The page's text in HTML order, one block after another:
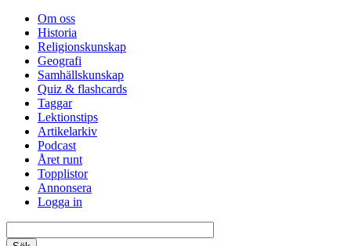
Om oss
Historia
Religionskunskap
Geografi
Samhällskunskap
Quiz & flashcards
Taggar
Lektionstips
Artikelarkiv
Podcast
Året runt
Topplistor
Annonsera
Logga in